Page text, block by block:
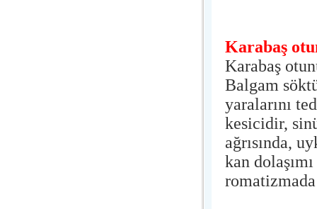
Karabaş
Karabaş
Balgam
yaralarını
kesicidir,
ağrısında,
kan